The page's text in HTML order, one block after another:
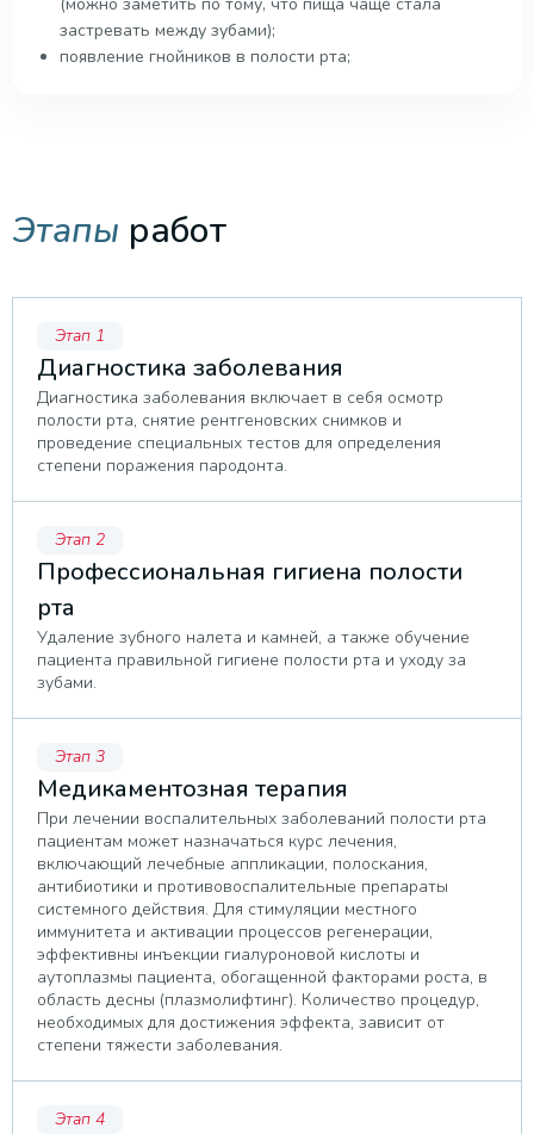
застревать между зубами);
появление гнойников в полости рта;
Этапы работ
Этап 1
Диагностика заболевания
Диагностика заболевания включает в себя осмотр
полости рта, снятие рентгеновских снимков и
проведение специальных тестов для определения
степени поражения пародонта.
Этап 2
Профессиональная гигиена полости
рта
Удаление зубного налета и камней, а также обучение
пациента правильной гигиене полости рта и уходу за
зубами.
Этап 3
Медикаментозная терапия
При лечении воспалительных заболеваний полости рта
пациентам может назначаться курс лечения,
включающий лечебные аппликации, полоскания,
антибиотики и противовоспалительные препараты
системного действия. Для стимуляции местного
иммунитета и активации процессов регенерации,
эффективны инъекции гиалуроновой кислоты и
аутоплазмы пациента, обогащенной факторами роста, в
область десны (плазмолифтинг). Количество процедур,
необходимых для достижения эффекта, зависит от
степени тяжести заболевания.
Этап 4